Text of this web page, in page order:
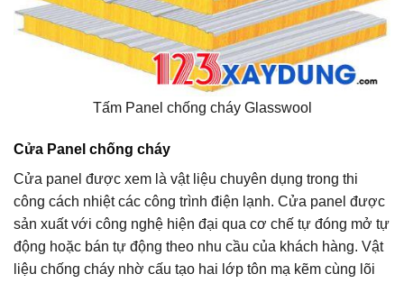
Tấm Panel chống cháy Glasswool
Cửa Panel chống cháy
Cửa panel được xem là vật liệu chuyên dụng trong thi
công cách nhiệt các công trình điện lạnh. Cửa panel được
sản xuất với công nghệ hiện đại qua cơ chế tự đóng mở tự
động hoặc bán tự động theo nhu cầu của khách hàng. Vật
liệu chống cháy nhờ cấu tạo hai lớp tôn mạ kẽm cùng lõi